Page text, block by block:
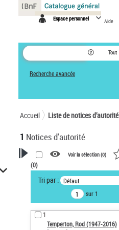
Espace personnel Aide
Tout
Recherche avancée
Accueil Liste de notices d’autorité
1 Notices d'autorité
VOTRE RECHERCHE
Recherche avancée dans les
notices d’autorité
Œuvres liées à l'auteur :
Temperton, Rod (1947-2016)
Voir la sélection (0)
(0)
Tri par : Défaut
sur 1
1
Temperton, Rod (1947-2016)
Panneau de gestion des cookies